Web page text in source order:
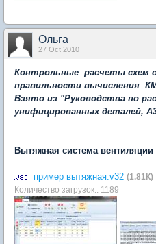
Ольга
27 Oct 2010
Контрольные расчеты схем
правильности вычисления
Взято из "Руководства по
унифицированных деталей,
Вытяжная система вентиляции
пример вытяжная.v32 (1.81К)
Количество загрузок:: 1189